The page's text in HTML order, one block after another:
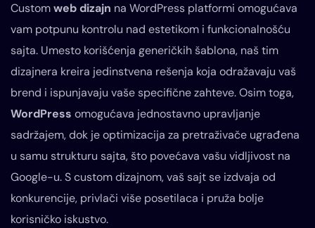
Customweb dizajn na WordPress platformi omogućava
vam potpunu kontrolu nad estetikom i funkcionalnošću
sajta. Umesto korišćenja generičkih šablona, naš tim
dizajnera kreira jedinstvena rešenja koja odražavaju vaš
brend i ispunjavaju vaše specifične zahteve. Osim toga,
WordPress omogućava jednostavno upravljanje
sadržajem, dok je optimizacija za pretraživače ugrađena
u samu strukturu sajta, što povećava vašu vidljivost na
Google-u. S custom dizajnom, vaš sajt se izdvaja od
konkurencije, privlači više posetilaca i pruža bolje
korisničko iskustvo.